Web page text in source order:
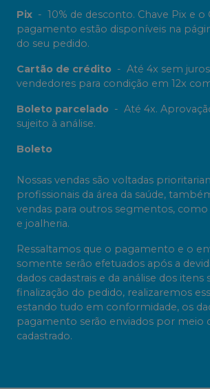
Pix - 10% de desconto. Chave Pix e o
pagamento estão disponíveis na
do seu pedido.
Cartão de crédito - Até 4x sem
vendedores para condição em 12x
Boleto parcelado - Até 4x.
sujeito à análise.
Boleto
Nossas vendas são voltadas
profissionais da área da saúde,
vendas para outros segmentos, como
e joalheria.
Ressaltamos que o pagamento e o
somente serão efetuados após a
dados cadastrais e da análise dos itens
finalização do pedido, realizaremos
estando tudo em conformidade, os
pagamento serão enviados por meio
cadastrado.